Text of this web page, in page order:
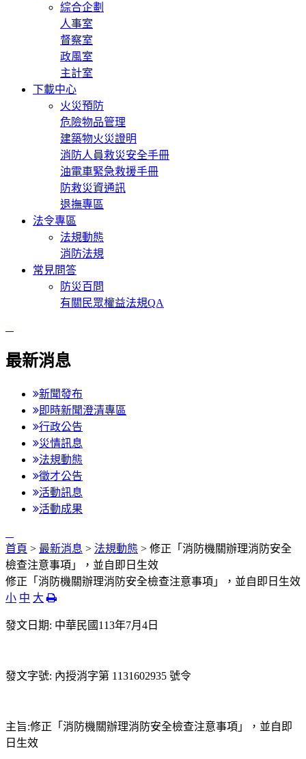
綜合企劃
人事室
督察室
政風室
主計室
下載中心
火災預防
危險物品管理
建築物火災證明
消防人員救災安全手冊
油電車緊急救援手冊
防救災資通訊
退撫專區
法令專區
法規動態
消防法規
常見問答
防災百問
有關民眾權益法規QA
最新消息
新聞發布
即時新聞澄清專區
行政公告
災情訊息
法規動態
徵才公告
活動訊息
活動成果
首頁 > 最新消息 > 法規動態 > 修正「消防機關辦理消防安全
檢查注意事項」，並自即日生效
修正「消防機關辦理消防安全檢查注意事項」，並自即日生效
小 中 大
發文日期: 中華民國113年7月4日
發文字號: 內授消字第 1131602935 號令
主旨:修正「消防機關辦理消防安全檢查注意事項」，並自即
日生效